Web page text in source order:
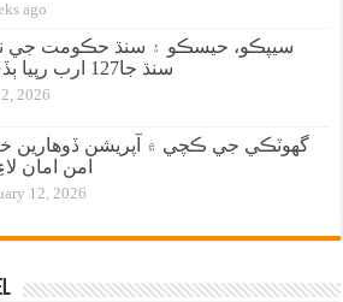
ago
سيپڪو، حيسڪو ۽ سنڌ حڪومت جي
سنڌ جا127 ارب رپيا ٻڏي ويا؟
2026
گهوٽڪي جي ڪچي ۾ آپريشن ڏوهارين
امن امان
12, 2026